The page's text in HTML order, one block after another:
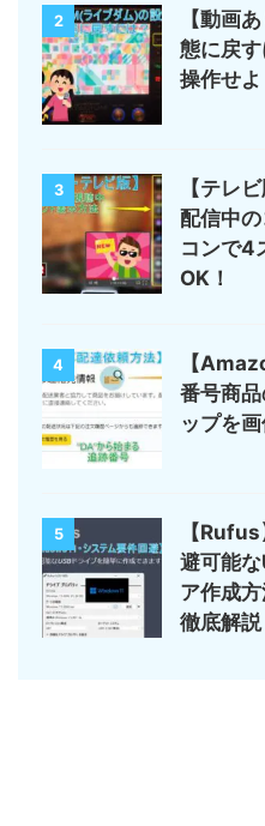
2
【動画
態に戻
操作せよ
3
【テレ
配信中
コンで4
OK！
4
【
番号商
ップを
5
【
避可能
ア作成
徹底解説